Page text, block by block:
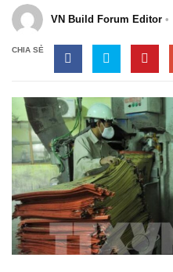
VN Build Forum Editor
CHIA SẺ